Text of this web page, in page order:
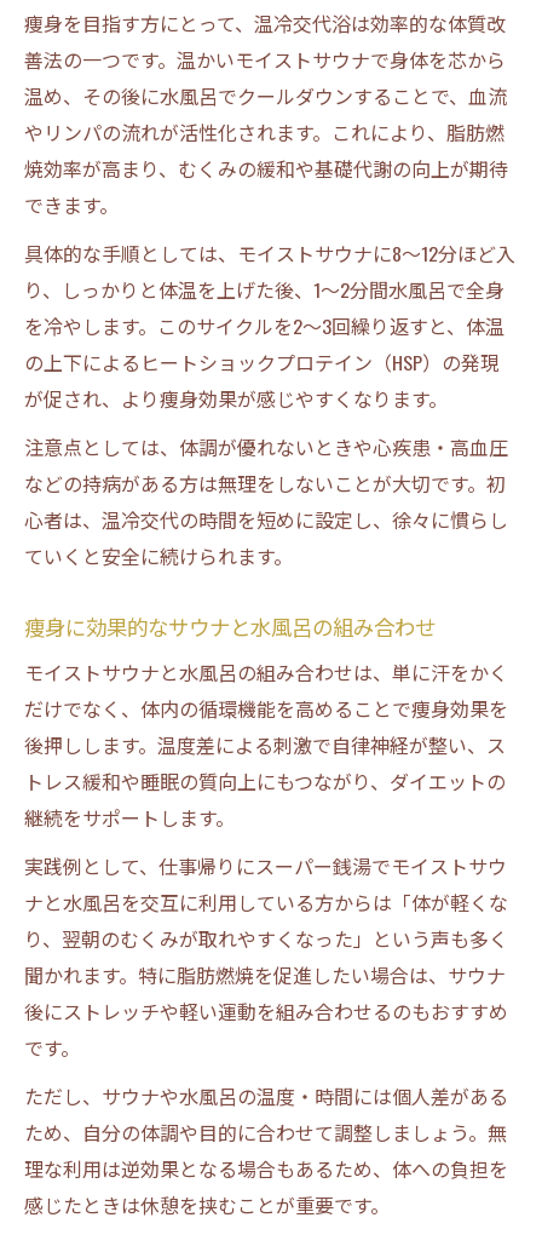
痩身を目指す方にとって、温冷交代浴は効率的な体質改
善法の一つです。温かいモイストサウナで身体を芯から
温め、その後に水風呂でクールダウンすることで、血流
やリンパの流れが活性化されます。これにより、脂肪燃
焼効率が高まり、むくみの緩和や基礎代謝の向上が期待
できます。
具体的な手順としては、モイストサウナに8〜12分ほど入
り、しっかりと体温を上げた後、1〜2分間水風呂で全身
を冷やします。このサイクルを2〜3回繰り返すと、体温
の上下によるヒートショックプロテイン（HSP）の発現
が促され、より痩身効果が感じやすくなります。
注意点としては、体調が優れないときや心疾患・高血圧
などの持病がある方は無理をしないことが大切です。初
心者は、温冷交代の時間を短めに設定し、徐々に慣らし
ていくと安全に続けられます。
痩身に効果的なサウナと水風呂の組み合わせ
モイストサウナと水風呂の組み合わせは、単に汗をかく
だけでなく、体内の循環機能を高めることで痩身効果を
後押しします。温度差による刺激で自律神経が整い、ス
トレス緩和や睡眠の質向上にもつながり、ダイエットの
継続をサポートします。
実践例として、仕事帰りにスーパー銭湯でモイストサウ
ナと水風呂を交互に利用している方からは「体が軽くな
り、翌朝のむくみが取れやすくなった」という声も多く
聞かれます。特に脂肪燃焼を促進したい場合は、サウナ
後にストレッチや軽い運動を組み合わせるのもおすすめ
です。
ただし、サウナや水風呂の温度・時間には個人差がある
ため、自分の体調や目的に合わせて調整しましょう。無
理な利用は逆効果となる場合もあるため、体への負担を
感じたときは休憩を挟むことが重要です。